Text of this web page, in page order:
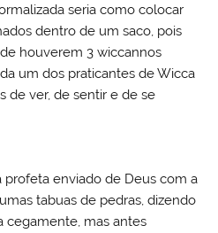
seria como colocar
dentro de um saco, pois
houverem 3 wiccannos
um dos praticantes de Wicca
de ver, de sentir e de se
profeta enviado de Deus com a
tabuas de pedras, dizendo
cegamente, mas antes